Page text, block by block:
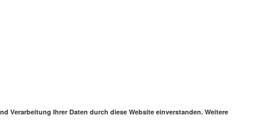
Verarbeitung Ihrer Daten durch diese Website einverstanden. Weitere